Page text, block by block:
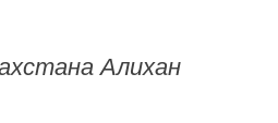
Алихан